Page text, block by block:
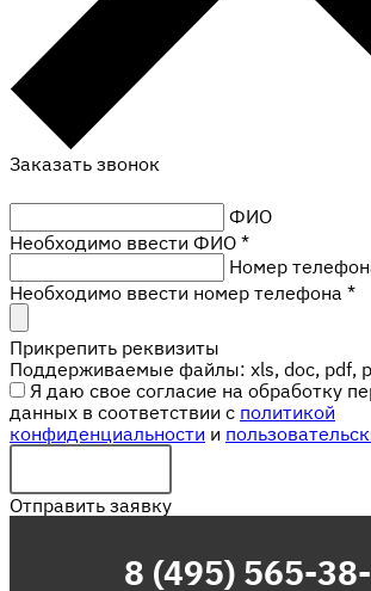
Заказать звонок
ФИО
Необходимо ввести ФИО *
Номер
Необходимо ввести номер телефона *
Прикрепить реквизиты
Поддерживаемые файлы: xls, doc, pdf,
Я даю свое согласие на обработку
данных в соответствии с политикой
конфиденциальности и
Отправить заявку
8 (495) 565-